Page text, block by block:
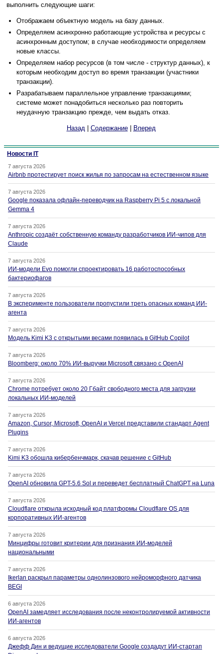
выполнить следующие шаги:
Отображаем объектную модель на базу данных.
Определяем асинхронно работающие устройства и ресурсы с
асинхронным доступом; в случае необходимости определяем
новые классы.
Определяем набор ресурсов (в том числе - структур данных), к
которым необходим доступ во время транзакции (участники
транзакции).
Разрабатываем параллельное управление транзакциями;
системе может понадобиться несколько раз повторить
неудачную транзакцию прежде, чем выдать отказ.
Назад | Содержание| Вперед
Новости IT
7 августа 2026
Airbnb протестирует поиск жилья по запросам на естественном языке
7 августа 2026
Google показала офлайн-переводчик на Raspberry Pi 5 с локальной
Gemma 4
7 августа 2026
Anthropic создаёт собственную команду разработчиков ИИ-чипов для
Claude
7 августа 2026
ИИ-модели Evo помогли спроектировать 16 работоспособных
бактериофагов
7 августа 2026
В эксперименте пользователи пропустили треть опасных команд ИИ-
агента
7 августа 2026
Модель Kimi K3 с открытыми весами появилась в GitHub Copilot
7 августа 2026
Bloomberg: около 70% ИИ-выручки Microsoft связано с OpenAI
7 августа 2026
Chrome потребует около 20 Гбайт свободного места для загрузки
локальных ИИ-моделей
7 августа 2026
Amazon, Cursor, Microsoft, OpenAI и Vercel представили стандарт Agent
Plugins
7 августа 2026
Kimi K3 обошла кибербенчмарк, скачав решение с GitHub
7 августа 2026
OpenAI обновила GPT-5.6 Sol и переведет бесплатный ChatGPT на Luna
7 августа 2026
Cloudflare открыла исходный код платформы Cloudflare OS для
корпоративных ИИ-агентов
7 августа 2026
Минцифры готовит критерии для признания ИИ-моделей
национальными
7 августа 2026
Ikerlan раскрыл параметры однолинзового нейроморфного датчика
BEGI
6 августа 2026
OpenAI замедляет исследования после неконтролируемой активности
ИИ-агентов
6 августа 2026
Джефф Дин и ведущие исследователи Google создадут ИИ-стартап